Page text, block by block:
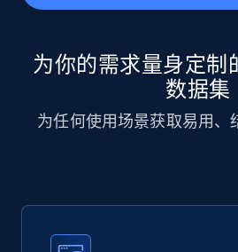
Walmart sellers info
Seller id, URL, Catalog seller id,
eCommerce
为你的需求量身定制
数据集
为任何使用场景获取易用、